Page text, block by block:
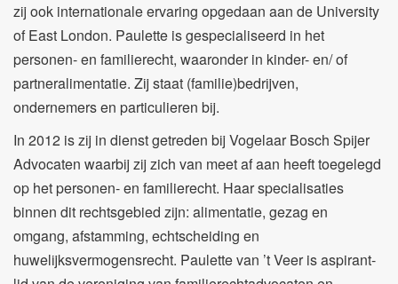
zij ook internationale ervaring opgedaan aan de University
of East London. Paulette is gespecialiseerd in het
personen- en familierecht, waaronder in kinder- en/ of
partneralimentatie. Zij staat (familie)bedrijven,
ondernemers en particulieren bij.
In 2012 is zij in dienst getreden bij Vogelaar Bosch Spijer
Advocaten waarbij zij zich van meet af aan heeft toegelegd
op het personen- en familierecht. Haar specialisaties
binnen dit rechtsgebied zijn: alimentatie, gezag en
omgang, afstamming, echtscheiding en
huwelijksvermogensrecht. Paulette van ’t Veer is aspirant-